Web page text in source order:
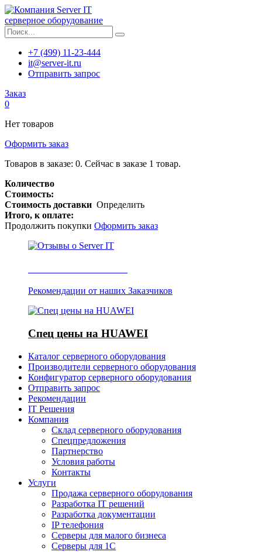
серверное оборудование
+7 (499) 11-23-444
it@server-it.ru
Отправить запрос
Заказ
0
Нет товаров
Оформить заказ
Товаров в заказе: 0. Сейчас в заказе 1 товар.
Количество
Стоимость:
Стоимость доставки Определить
Итого, к оплате:
Продолжить покупки Оформить заказ
Рекомендации от наших Заказчиков
Спец цены на HUAWEI
Каталог серверного оборудования
Производители серверного оборудования
Конфигуратор серверного оборудования
Отправить запрос
Рекомендации
IT Решения
Компания
Склад серверного оборудования
Спецпредложения
Партнерство
Условия работы
Контакты
Услуги
Продажа серверного оборудования
Разработка IT решений
Разработка документации
IP телефония
Серверы для малого бизнеса
Серверы для 1С